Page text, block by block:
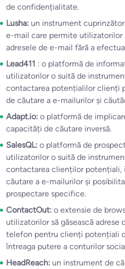
de confidențialitate.
Lusha: un instrument
e-mail care permite utilizatorilor
adresele de e-mail fără a
Lead411 : o platformă de
utilizatorilor o suită de
contactarea potențialilor clienți
de căutare a e-mailurilor și
Adapt.io: o platformă de
capacități de căutare inversă.
SalesQL: o platformă de
utilizatorilor o suită de
contactarea clienților potențiali,
căutare a e-mailurilor și
prospectare specifice.
ContactOut: o extensie de
utilizatorilor să găsească adrese
telefon pentru clienți potențiali
întreaga putere a conturilor
HeadReach: un instrument de